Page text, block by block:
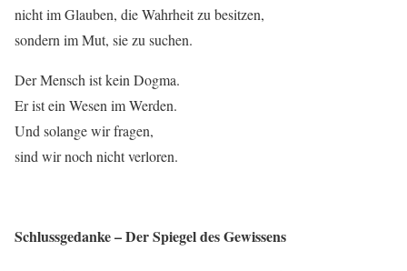
nicht im Glauben, die Wahrheit zu besitzen,
sondern im Mut, sie zu suchen.
Der Mensch ist kein Dogma.
Er ist ein Wesen im Werden.
Und solange wir fragen,
sind wir noch nicht verloren.
Schlussgedanke – Der Spiegel des Gewissens